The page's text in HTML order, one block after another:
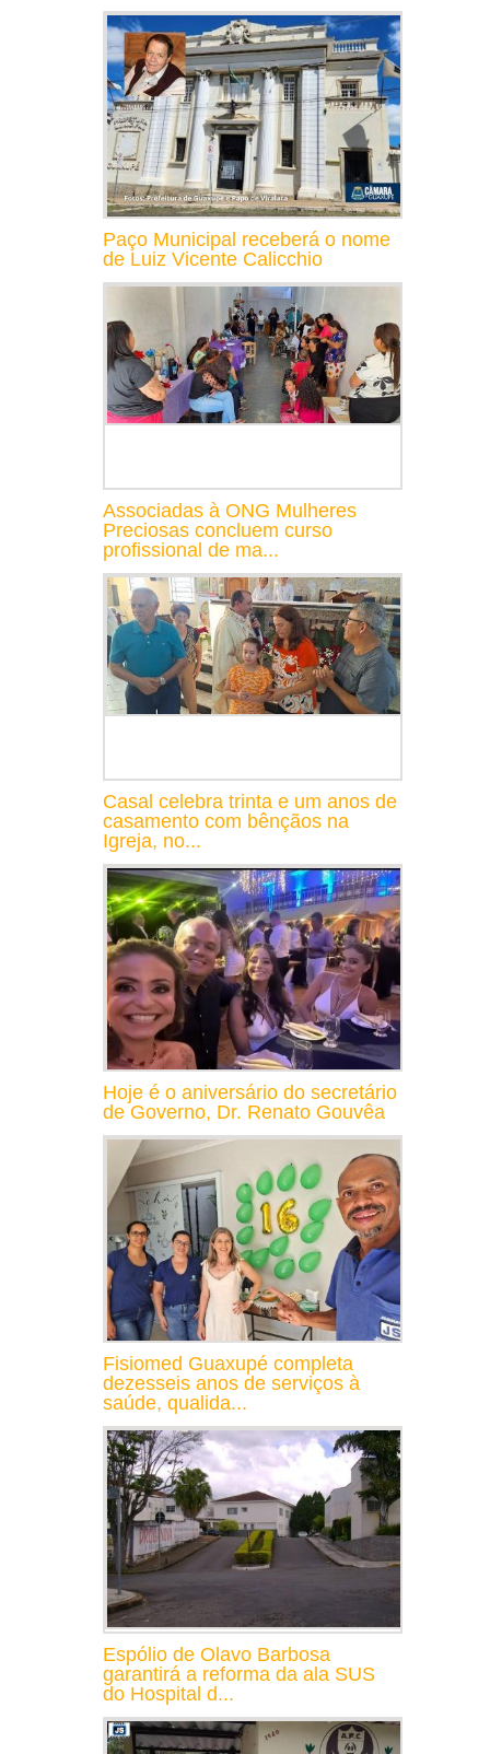
Paço Municipal receberá o nome
de Luiz Vicente Calicchio
Associadas à ONG Mulheres
Preciosas concluem curso
profissional de ma...
Casal celebra trinta e um anos de
casamento com bênçãos na
Igreja, no...
Hoje é o aniversário do secretário
de Governo, Dr. Renato Gouvêa
Fisiomed Guaxupé completa
dezesseis anos de serviços à
saúde, qualida...
Espólio de Olavo Barbosa
garantirá a reforma da ala SUS
do Hospital d...